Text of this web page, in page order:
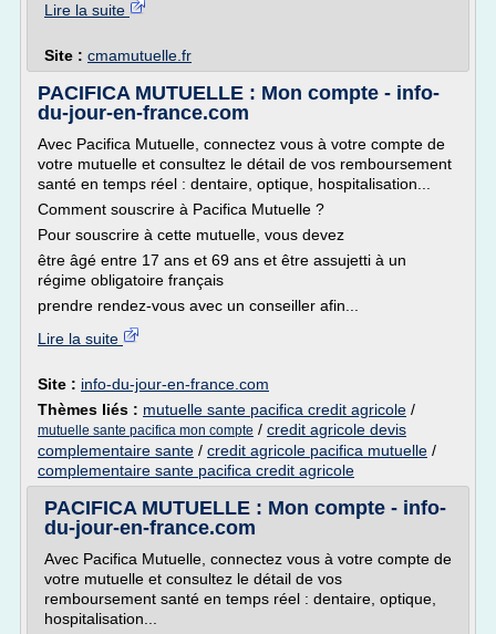
Lire la suite
Site : cmamutuelle.fr
PACIFICA MUTUELLE : Mon compte - info-
du-jour-en-france.com
Avec Pacifica Mutuelle, connectez vous à votre compte de
votre mutuelle et consultez le détail de vos remboursement
santé en temps réel : dentaire, optique, hospitalisation...
Comment souscrire à Pacifica Mutuelle ?
Pour souscrire à cette mutuelle, vous devez
être âgé entre 17 ans et 69 ans et être assujetti à un
régime obligatoire français
prendre rendez-vous avec un conseiller afin...
Lire la suite
Site : info-du-jour-en-france.com
Thèmes liés : mutuelle sante pacifica credit agricole /
mutuelle sante pacifica mon compte / credit agricole devis
complementaire sante / credit agricole pacifica mutuelle /
complementaire sante pacifica credit agricole
PACIFICA MUTUELLE : Mon compte - info-
du-jour-en-france.com
Avec Pacifica Mutuelle, connectez vous à votre compte de
votre mutuelle et consultez le détail de vos
remboursement santé en temps réel : dentaire, optique,
hospitalisation...